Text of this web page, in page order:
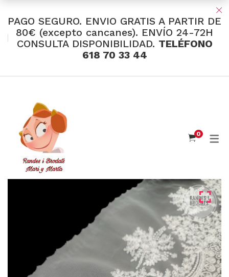
TIENDA Y OFERTAS
Santos Textil
Eusebio Sánchez
Flor de Azahar
Medias
CANCANES Y ENAGUAS
Margarita Vercher
PAGO SEGURO. ENVIO GRATIS A PARTIR DE
80€ (excepto cancanes). ENVÍO 24-72H
CONSULTA DISPONIBILIDAD. TELÉFONO
618 70 33 44
0